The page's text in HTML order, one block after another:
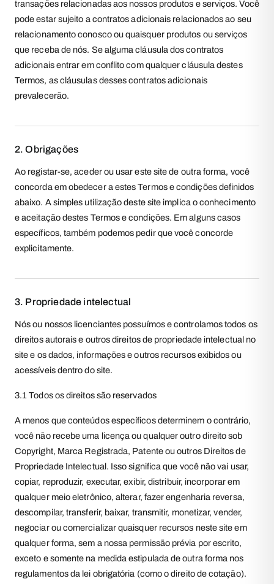
CASACOS | BLAZERS
ALFAIATARIA
CONJUNTOS
transações relacionadas aos nossos produtos e serviços. Você
pode estar sujeito a contratos adicionais relacionados ao seu
relacionamento conosco ou quaisquer produtos ou serviços
que receba de nós. Se alguma cláusula dos contratos
adicionais entrar em conflito com qualquer cláusula destes
Termos, as cláusulas desses contratos adicionais
prevalecerão.
2. Obrigações
Ao registar-se, aceder ou usar este site de outra forma, você
concorda em obedecer a estes Termos e condições definidos
abaixo. A simples utilização deste site implica o conhecimento
e aceitação destes Termos e condições. Em alguns casos
específicos, também podemos pedir que você concorde
explicitamente.
3. Propriedade intelectual
Nós ou nossos licenciantes possuímos e controlamos todos os
direitos autorais e outros direitos de propriedade intelectual no
site e os dados, informações e outros recursos exibidos ou
acessíveis dentro do site.
3.1 Todos os direitos são reservados
A menos que conteúdos específicos determinem o contrário,
você não recebe uma licença ou qualquer outro direito sob
Copyright, Marca Registrada, Patente ou outros Direitos de
Propriedade Intelectual. Isso significa que você não vai usar,
copiar, reproduzir, executar, exibir, distribuir, incorporar em
qualquer meio eletrônico, alterar, fazer engenharia reversa,
descompilar, transferir, baixar, transmitir, monetizar, vender,
negociar ou comercializar quaisquer recursos neste site em
qualquer forma, sem a nossa permissão prévia por escrito,
exceto e somente na medida estipulada de outra forma nos
regulamentos da lei obrigatória (como o direito de cotação).